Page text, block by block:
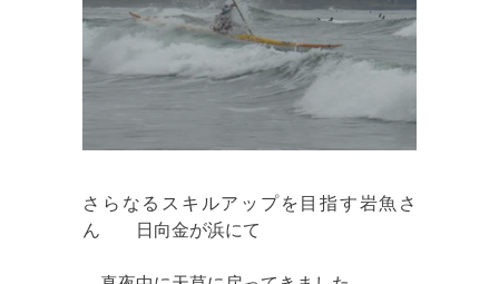
さらなるスキルアップを目指す岩魚さ
ん 日向金が浜にて